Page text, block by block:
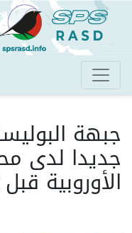
جبهة
جديدا لدى
الأوروبية